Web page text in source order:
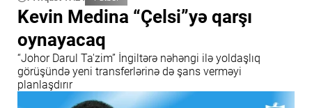
Kevin Medina “Çelsi”yə qarşı
oynayacaq
“Johor Darul Ta'zim” İngiltərə nəhəngi ilə yoldaşlıq
görüşündə yeni transferlərinə də şans verməyi
planlaşdırır